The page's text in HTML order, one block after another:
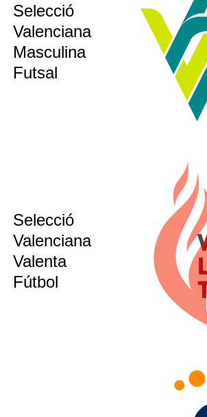
Selecció
Valenciana
Masculina
Futsal
Selecció
Valenciana
Valenta
Fútbol